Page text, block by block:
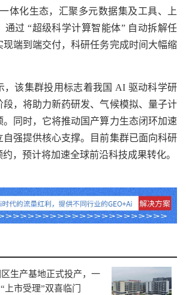
体化生态，汇聚多元数据集及工具、上
通过 “超级科学计算智能体” 自动拆解任
现端到端交付，科研任务完成时间大幅缩
该集群投用标志着我国 AI 驱动科学研
段，将助力新药研发、气候模拟、量子计
。同时，它将推动国产算力生态闭环加速
自强提供核心支撑。目前集群已面向科研
，预计将加速全球前沿科技成果转化。
生产基地正式投产，一
上市受理”双喜临门